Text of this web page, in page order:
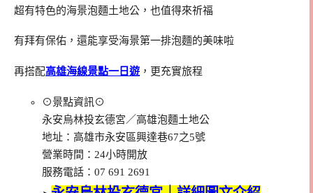
超有特色的海景泡麵土地公，也值得來祈福
有拜有保佑，還能享受海景第一排泡麵的美味啦
再搭配高雄海線景點一日遊 ，更充實旅程
⊙景點資訊⊙
永安烏林投玄德宮／高雄泡麵土地公
地址：高雄市永安區興達巷67之5號
營業時間：24小時開放
服務電話：07 691 2691